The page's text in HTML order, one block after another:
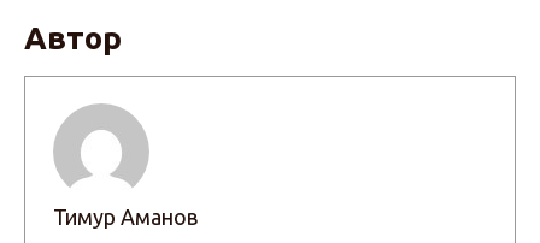
Автор
Тимур Аманов